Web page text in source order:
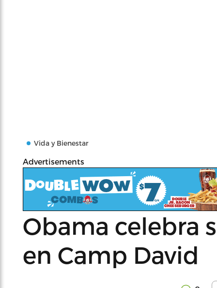
Vida y Bienestar
Advertisements
Obama celebra
en Camp David